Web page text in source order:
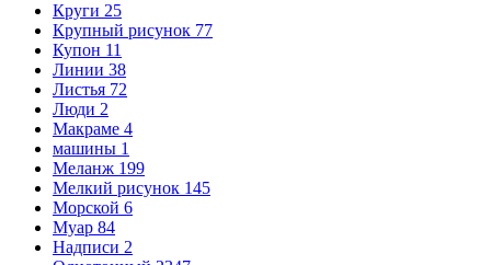
Круги 25
Крупный рисунок 77
Купон 11
Линии 38
Листья 72
Люди 2
Макраме 4
машины 1
Меланж 199
Мелкий рисунок 145
Морской 6
Муар 84
Надписи 2